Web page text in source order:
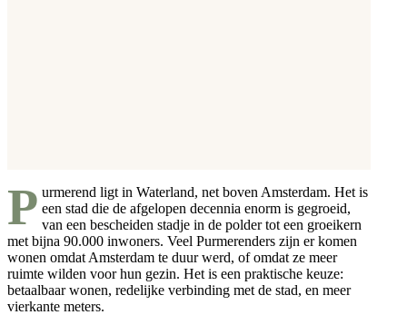
P urmerend ligt in Waterland, net boven Amsterdam. Het is
een stad die de afgelopen decennia enorm is gegroeid,
van een bescheiden stadje in de polder tot een groeikern
met bijna 90.000 inwoners. Veel Purmerenders zijn er komen
wonen omdat Amsterdam te duur werd, of omdat ze meer
ruimte wilden voor hun gezin. Het is een praktische keuze:
betaalbaar wonen, redelijke verbinding met de stad, en meer
vierkante meters.